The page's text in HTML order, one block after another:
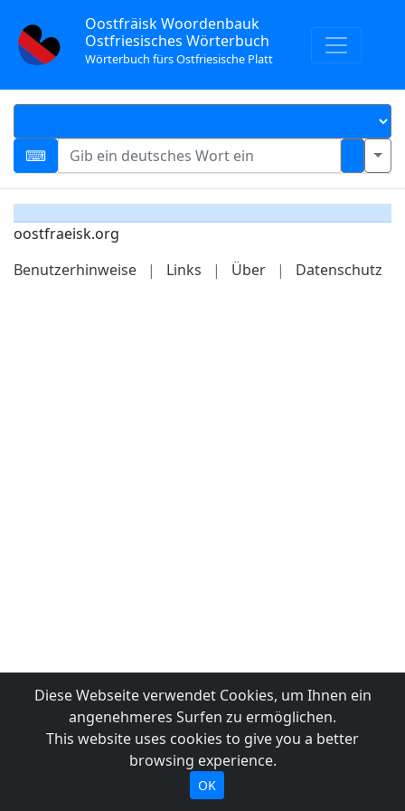
Oostfräisk Woordenbauk
Ostfriesisches Wörterbuch
Wörterbuch fürs Ostfriesische Platt
oostfraeisk.org
Benutzerhinweise
| Links | Über | Datenschutz
Diese Webseite verwendet Cookies, um Ihnen ein
angenehmeres Surfen zu ermöglichen.
This website uses cookies to give you a better
browsing experience.
OK